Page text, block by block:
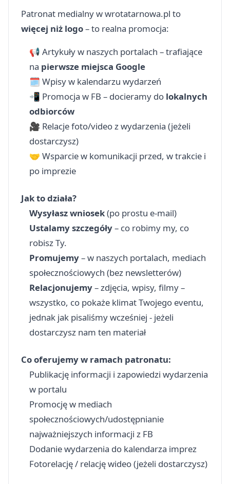
Patronat medialny w wrotatarnowa.pl to
więcej niż logo– to realna promocja:
📢 Artykuły w naszych portalach – trafiające
na pierwsze miejsca Google
🗓 Wpisy w kalendarzu wydarzeń
📲 Promocja w FB – docieramy do lokalnych
odbiorców
🎥 Relacje foto/video z wydarzenia (jeżeli
dostarczysz)
🤝 Wsparcie w komunikacji przed, w trakcie i
po imprezie
Jak to działa?
Wysyłasz wniosek(po prostu e-mail)
Ustalamy szczegóły– co robimy my, co
robisz Ty.
Promujemy– w naszych portalach, mediach
społecznościowych (bez newsletterów)
Relacjonujemy– zdjęcia, wpisy, filmy –
wszystko, co pokaże klimat Twojego eventu,
jednak jak pisaliśmy wcześniej - jeżeli
dostarczysz nam ten materiał
Co oferujemy w ramach patronatu:
Publikację informacji i zapowiedzi wydarzenia
w portalu
Promocję w mediach
społecznościowych/udostępnianie
najważniejszych informacji z FB
Dodanie wydarzenia do kalendarza imprez
Fotorelację / relację wideo (jeżeli dostarczysz)